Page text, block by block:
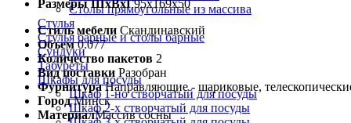
Столы прямоугольные из массива
Стулья
Стулья барные и столы барные
Сундуки
Табуреты
Шкафы для посуды
Шкаф 1-но створчатый для посуды
Шкаф 2-х створчатый для посуды
Размеры ШхВхГ95х169х50
Стиль мебели Скандинавский
Объем 0.077
Количество пакетов 2
Вид поставки Разобран
Фурнитура Направляющие - шариковые,
Город Минск
МатериалМассив сосны